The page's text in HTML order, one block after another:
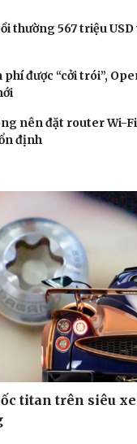
ngon
Nhà đẹp
Tình yêu
thường 567 triệu
phí được “cởi trói”,
nên đặt router Wi-
định
titan trên siêu